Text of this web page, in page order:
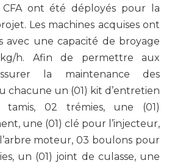
CFA ont été déployés pour la
Les machines acquises ont
avec une capacité de broyage
h. Afin de permettre aux
la maintenance des
chacune un (01) kit d’entretien
02 trémies, une (01)
une (01) clé pour l’injecteur,
moteur, 03 boulons pour
un (01) joint de culasse, une